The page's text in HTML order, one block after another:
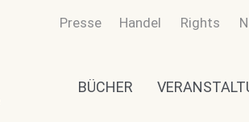
Presse Handel Rights
BÜCHER